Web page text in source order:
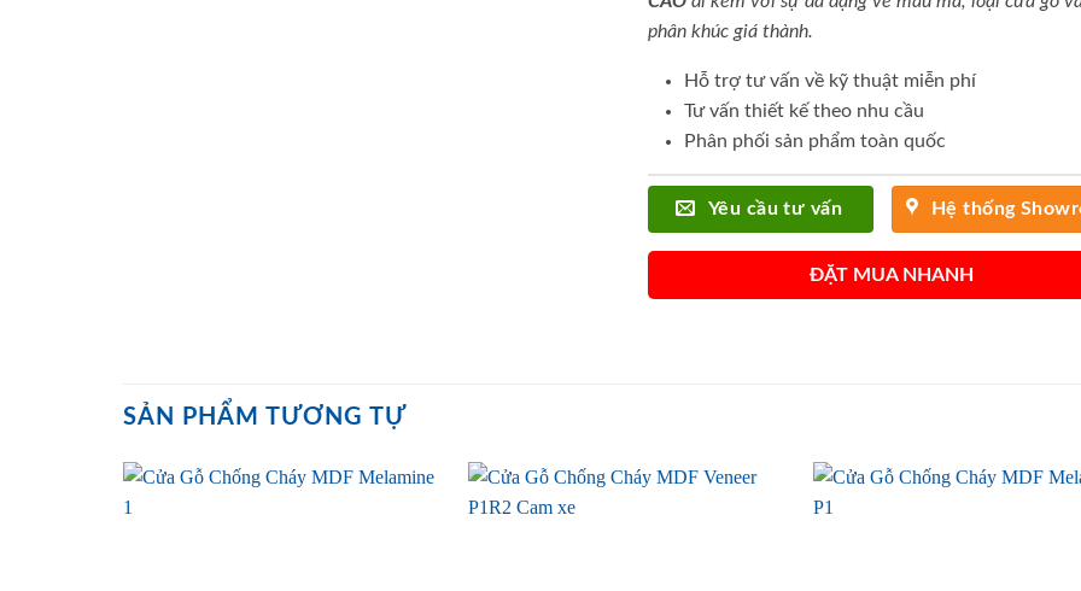
phân khúc giá thành.
Hỗ trợ tư vấn về kỹ thuật miễn phí
Tư vấn thiết kế theo nhu cầu
Phân phối sản phẩm toàn quốc
Yêu cầu tư vấn Hệ thống
ĐẶT MUA NHANH
SẢN PHẨM TƯƠNG TỰ